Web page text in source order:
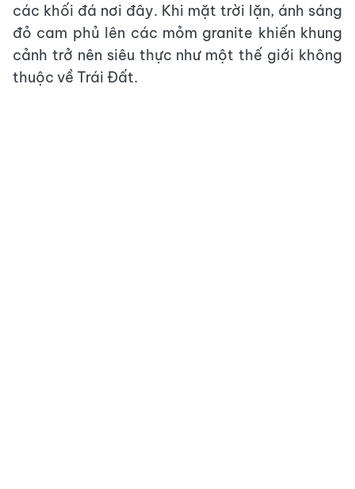
các khối đá nơi đây. Khi mặt trời lặn, ánh sáng
đỏ cam phủ lên các mỏm granite khiến khung
cảnh trở nên siêu thực như một thế giới không
thuộc về Trái Đất.